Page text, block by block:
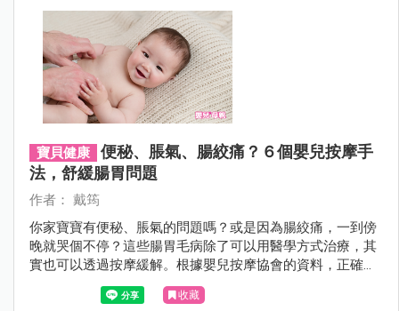
寶貝健康
便秘、脹氣、腸絞痛？６個嬰兒按摩手
法，舒緩腸胃問題
作者： 戴筠
你家寶寶有便秘、脹氣的問題嗎？或是因為腸絞痛，一到傍
晚就哭個不停？這些腸胃毛病除了可以用醫學方式治療，其
實也可以透過按摩緩解。根據嬰兒按摩協會的資料，正確的
按摩手法可以幫助寶寶的消化系統維持良好運作。跟著按摩
步驟做，你會發現幫寶寶按摩其實很簡單！
收藏